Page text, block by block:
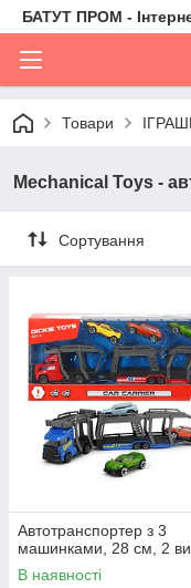
БАТУТ ПРОМ -
Товари
Mechanical Toys -
Сортування
Автотранспортер з 3
машинками, 28 см, 2
В наявності